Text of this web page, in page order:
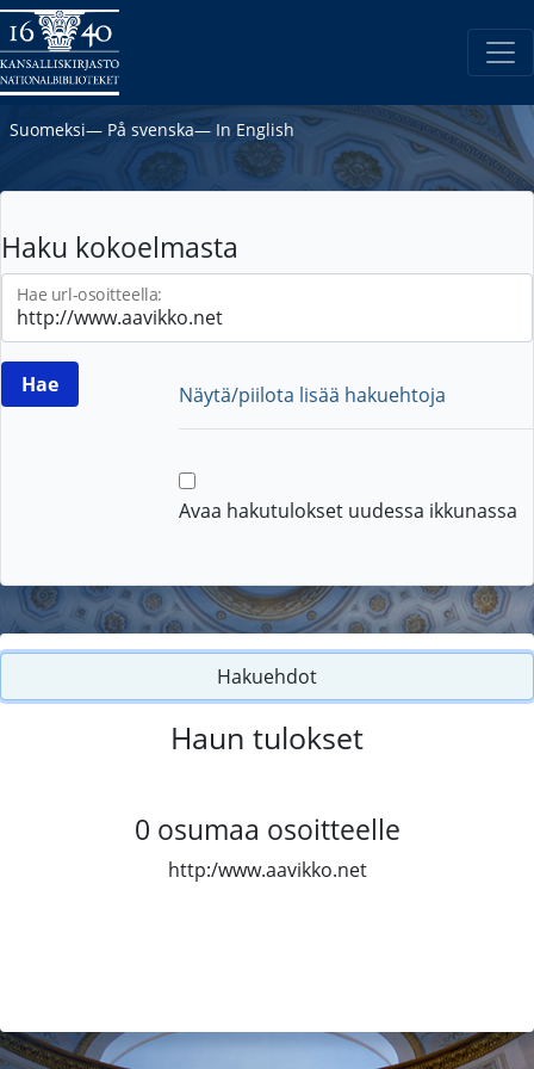
Suomeksi― På svenska― In English
Haku kokoelmasta
Hae url-osoitteella:
Näytä/piilota lisää hakuehtoja
Avaa hakutulokset uudessa ikkunassa
Hakuehdot
Haun tulokset
0 osumaa osoitteelle
http:/www.aavikko.net